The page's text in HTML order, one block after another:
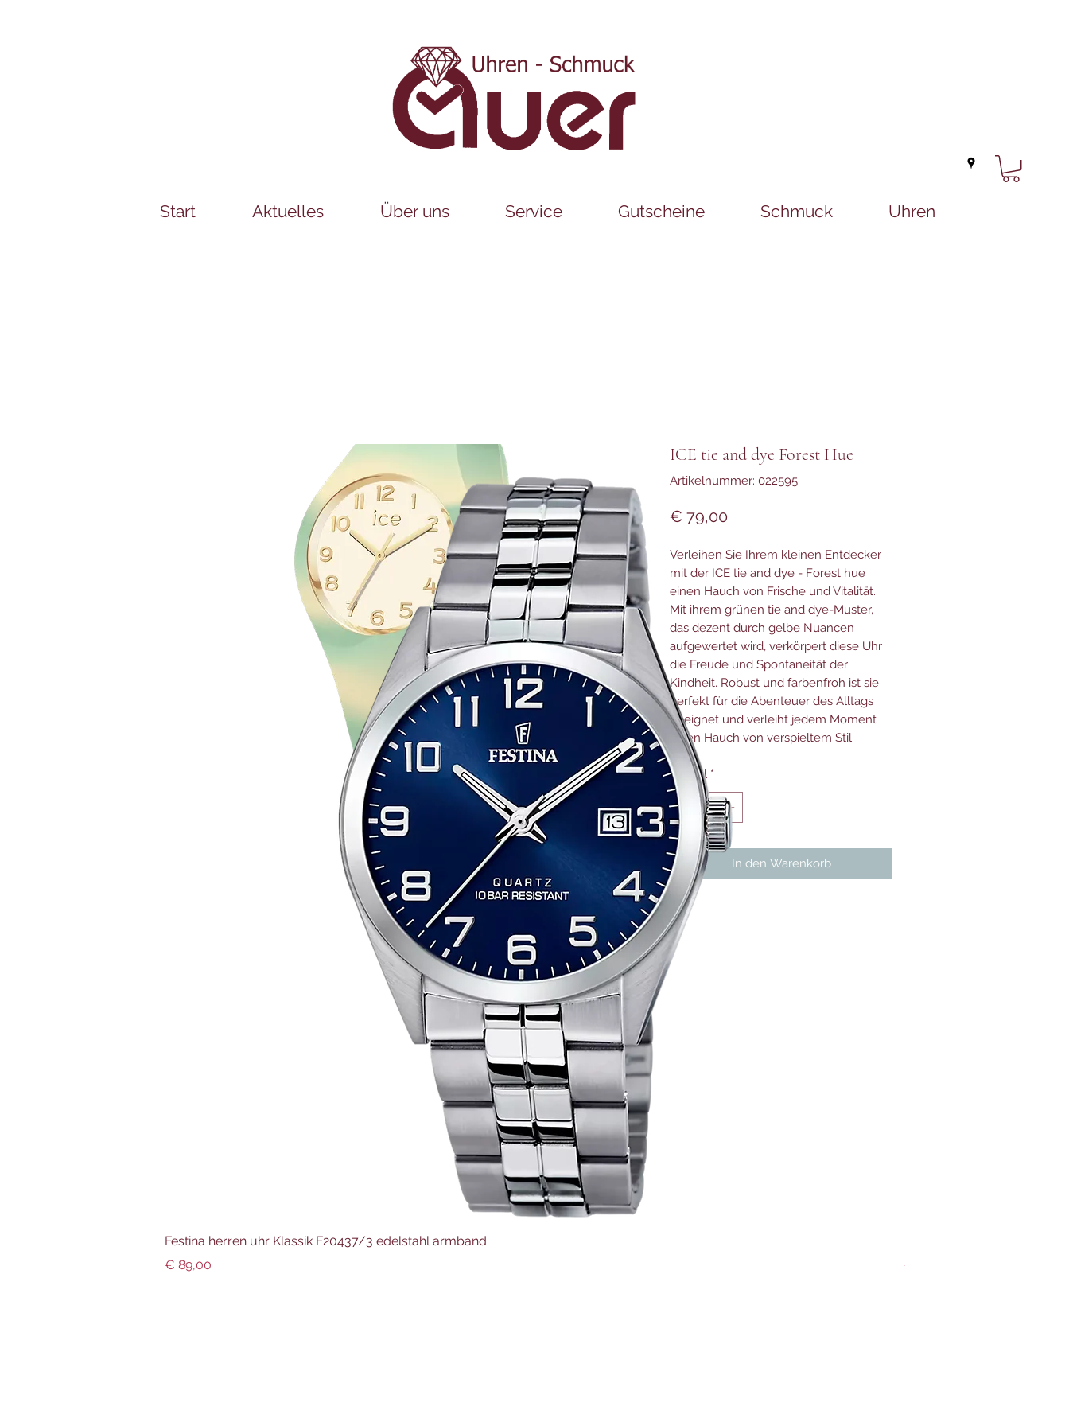
Start Aktuelles Über uns Service Gutscheine Schmuck Uhren
ICE tie and dye Forest Hue
Artikelnummer: 022595
€ 79,00Preis
Verleihen Sie Ihrem kleinen Entdecker
mit der ICE tie and dye - Forest hue
einen Hauch von Frische und Vitalität.
Mit ihrem grünen tie and dye-Muster,
das dezent durch gelbe Nuancen
aufgewertet wird, verkörpert diese Uhr
die Freude und Spontaneität der
Kindheit. Robust und farbenfroh ist sie
perfekt für die Abenteuer des Alltags
geeignet und verleiht jedem Moment
einen Hauch von verspieltem Stil
Anzahl *
In den Warenkorb
Festina herren uhr Klassik F20437/3 edelstahl armband
Preis
€ 89,00
Preis
€ 299,00